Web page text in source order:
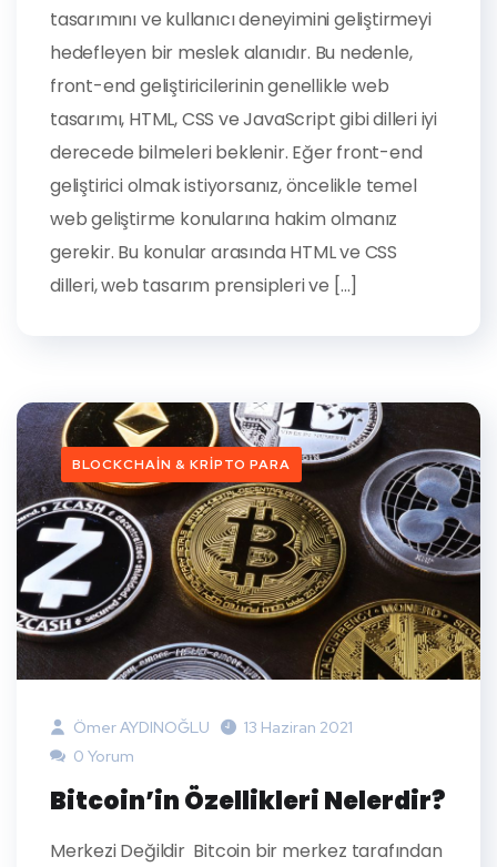
tasarımını ve kullanıcı deneyimini geliştirmeyi
hedefleyen bir meslek alanıdır. Bu nedenle,
front-end geliştiricilerinin genellikle web
tasarımı, HTML, CSS ve JavaScript gibi dilleri iyi
derecede bilmeleri beklenir. Eğer front-end
geliştirici olmak istiyorsanız, öncelikle temel
web geliştirme konularına hakim olmanız
gerekir. Bu konular arasında HTML ve CSS
dilleri, web tasarım prensipleri ve […]
BLOCKCHAIN & KRIPTO PARA
Ömer AYDINOĞLU
13 Haziran 2021
0 Yorum
Bitcoin’in Özellikleri Nelerdir?
Merkezi Değildir Bitcoin bir merkez tarafından